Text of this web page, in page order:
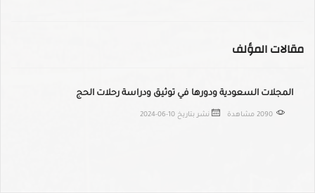
مقالات المؤلف
المجلات السعودية ودورها في توثيق ودراسة رحلات الحج
2090 مشاهدة نشر بتاريخ 2024-06-10